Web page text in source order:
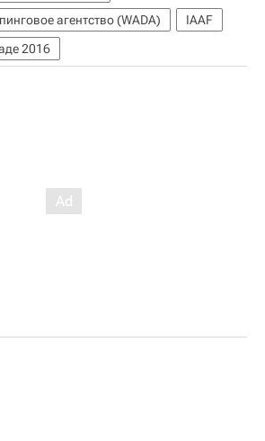
агентство (WADA)
IAAF
2016